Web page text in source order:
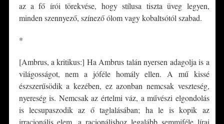
az a fő írói törekvése, hogy stílusa tiszta üveg legyen,
minden szennyező, színező ólom vagy kobaltsótól szabad.
*
[Ambrus, a kritikus:] Ha Ambrus talán nyersen adagolja is a
világosságot, nem a jóféle homály ellen. A mű kissé
észszerűsödik a kezében, ez azonban nemcsak veszteség,
nyereség is. Nemcsak az értelmi váz, a művészi elgondolás
is lecsupaszodik az ő taglalásában; ha le is kopik az
irracionális elem, a racionálishoz legalább semmiféle lírai